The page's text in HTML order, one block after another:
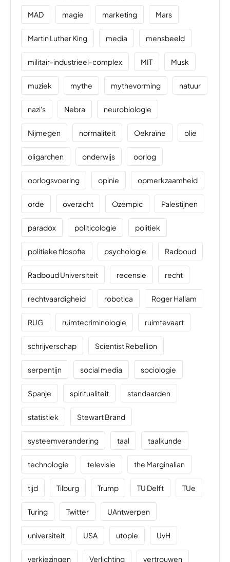
MAD magie marketing Mars
Martin Luther King media mensbeeld
militair-industrieel-complex MIT Musk
muziek mythe mythevorming natuur
nazi's Nebra neurobiologie
Nijmegen normaliteit Oekraïne olie
oligarchen onderwijs oorlog
oorlogsvoering opinie opmerkzaamheid
orde overzicht Ozempic Palestijnen
paradox politicologie politiek
politieke filosofie psychologie Radboud
Radboud Universiteit recensie recht
rechtvaardigheid robotica Roger Hallam
RUG ruimtecriminologie ruimtevaart
schrijverschap Scientist Rebellion
serpentijn social media sociologie
Spanje spiritualiteit standaarden
statistiek Stewart Brand
systeemverandering taal taalkunde
technologie televisie the Marginalian
tijd Tilburg Trump TU Delft TUe
Turing Twitter UAntwerpen
universiteit USA utopie UvH
verkiezingen Verlichting vertrouwen